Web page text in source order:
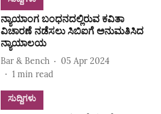
ನ್ಯಾಯಾಂಗ ಬಂಧನದಲ್ಲಿರುವ ಕವಿತಾ
ವಿಚಾರಣೆ ನಡೆಸಲು ಸಿಬಿಐಗೆ ಅನುಮತಿಸಿದ
ನ್ಯಾಯಾಲಯ
Bar & Bench
05 Apr 2024
1 min read
ಸುದ್ದಿಗಳು